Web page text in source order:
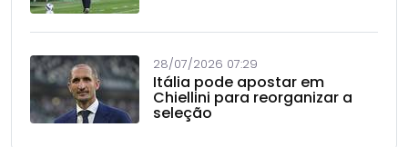
28/07/2026 07:29
Itália pode apostar em
Chiellini para reorganizar a
seleção